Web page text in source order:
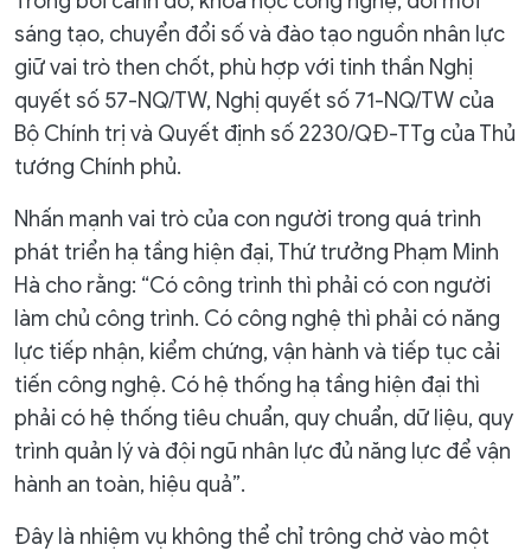
sáng tạo, chuyển đổi số và đào tạo nguồn nhân lực
giữ vai trò then chốt, phù hợp với tinh thần Nghị
quyết số 57-NQ/TW, Nghị quyết số 71-NQ/TW của
Bộ Chính trị và Quyết định số 2230/QĐ-TTg của Thủ
tướng Chính phủ.
Nhấn mạnh vai trò của con người trong quá trình
phát triển hạ tầng hiện đại, Thứ trưởng Phạm Minh
Hà cho rằng: “Có công trình thì phải có con người
làm chủ công trình. Có công nghệ thì phải có năng
lực tiếp nhận, kiểm chứng, vận hành và tiếp tục cải
tiến công nghệ. Có hệ thống hạ tầng hiện đại thì
phải có hệ thống tiêu chuẩn, quy chuẩn, dữ liệu, quy
trình quản lý và đội ngũ nhân lực đủ năng lực để vận
hành an toàn, hiệu quả”.
Đây là nhiệm vụ không thể chỉ trông chờ vào một